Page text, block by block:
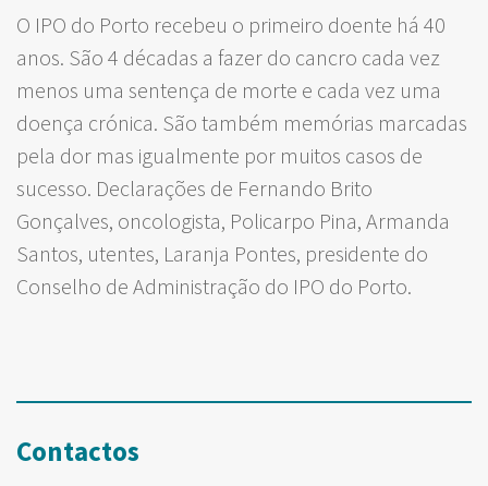
O IPO do Porto recebeu o primeiro doente há 40
anos. São 4 décadas a fazer do cancro cada vez
menos uma sentença de morte e cada vez uma
doença crónica. São também memórias marcadas
pela dor mas igualmente por muitos casos de
sucesso. Declarações de Fernando Brito
Gonçalves, oncologista, Policarpo Pina, Armanda
Santos, utentes, Laranja Pontes, presidente do
Conselho de Administração do IPO do Porto.
Contactos